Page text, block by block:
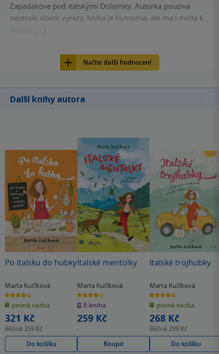
Zapadakove pod italskými Dolomity. Autorka pouziva
neotrele slovni vyrazy, kniha je humorna, ale ma i mista k
zamysleni, ovsem tak nejak nenasilne. Tesim se na
byla vynikajici na dlouhe cesty autem, pobavila.
Přečíst
Načíst další hodnocení
Další knihy autora
Po italsku do hubky
Marta Kučíková
4.5
z
5
hvězdiček
pevná vazba
321 Kč
Běžně 359 Kč
Do košíku
Italské mentolky
Marta Kučíková
4.3
z
5
hvězdiček
E-kniha
259 Kč
Koupit
Italské trojhubky
Marta Kučíková
4.5
z
5
hvězdiček
pevná vazba
268 Kč
Běžně299 Kč
Do košíku